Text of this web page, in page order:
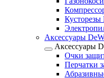
Кусторезы
Аксессуары
Аксессуары
Очки
Перчатки